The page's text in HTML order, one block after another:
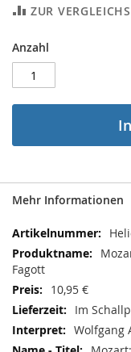
ZUR
Anzahl
Mehr Informationen
Mehr
Informationen
Fagott
10,95 €
Im
Wolfgang